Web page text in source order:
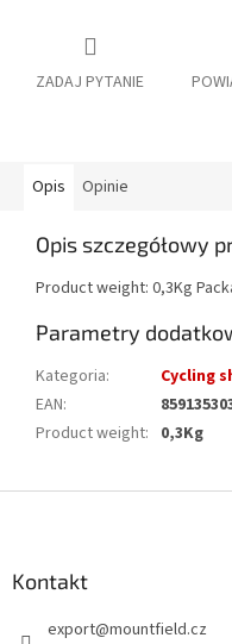
ZADAJ PYTANIE
Opis Opinie
Opis szczegółowy
Product weight: 0,3Kg
Parametry
Kategoria:
Cycling
EAN:
Product weight: 0,3Kg
Kontakt
export@mountfield.cz